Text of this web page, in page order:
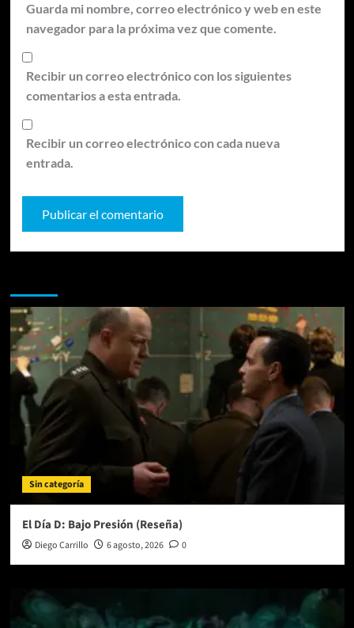
Guarda mi nombre, correo electrónico y web en este
navegador para la próxima vez que comente.
Recibir un correo electrónico con los siguientes
comentarios a esta entrada.
Recibir un correo electrónico con cada nueva
entrada.
Sin categoría
El Día D: Bajo Presión (Reseña)
Diego Carrillo 6 agosto, 2026 0